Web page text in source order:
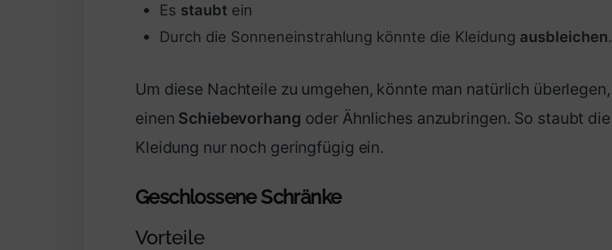
Es staubt ein
Durch die Sonneneinstrahlung könnte die Kleidung ausbleichen.
Um diese Nachteile zu umgehen, könnte man natürlich überlegen,
einen Schiebevorhang oder Ähnliches anzubringen. So staubt die
Kleidung nur noch geringfügig ein.
Geschlossene Schränke
Vorteile